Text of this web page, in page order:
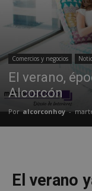
Comercios y negocios
El verano,
Alcorcón
Por alcorconhoy -
El verano